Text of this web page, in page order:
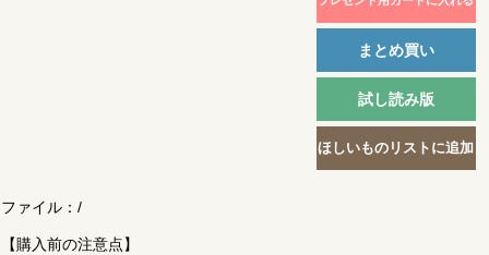
ファイル： /
【購入前の注意点】